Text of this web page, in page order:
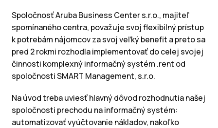
Spoločnosť Aruba Business Center s.r.o., majiteľ
spomínaného centra, považuje svoj flexibilný prístup
k potrebám nájomcov za svoj veľký benefit a preto sa
pred 2 rokmi rozhodla implementovať do celej svojej
činnosti komplexný informačný systém .rent od
spoločnosti SMART Management, s.r.o.
Na úvod treba uviesť hlavný dôvod rozhodnutia našej
spoločnosti prechodu na informačný systém:
automatizovať vyúčtovanie nákladov, nakoľko